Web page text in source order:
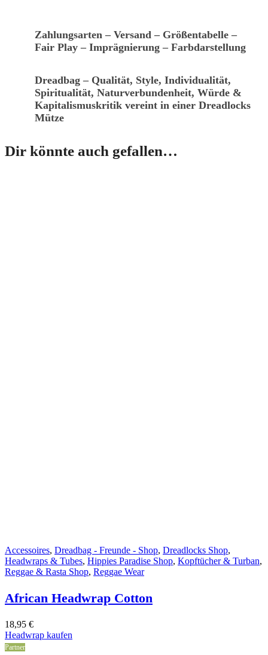
Zahlungsarten – Versand – Größentabelle –
Fair Play – Imprägnierung – Farbdarstellung
Dreadbag – Qualität, Style, Individualität,
Spiritualität, Naturverbundenheit, Würde &
Kapitalismuskritik vereint in einer Dreadlocks
Mütze
Dir könnte auch gefallen…
Accessoires, Dreadbag - Freunde - Shop, Dreadlocks Shop,
Headwraps & Tubes, Hippies Paradise Shop, Kopftücher & Turban,
Reggae & Rasta Shop, Reggae Wear
African Headwrap Cotton
18,95 €
Headwrap kaufen
Partner